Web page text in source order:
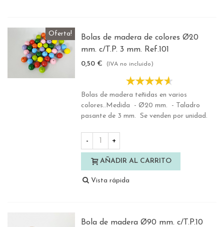
Oferta!
Bolas de madera de colores Ø20
mm. c/T.P. 3 mm. Ref.101
0,50 € (IVA no incluido)
Bolas de madera teñidas en varios
colores..Medida - Ø20 mm. - Taladro
pasante de 3 mm. Se venden por unidad.
- +
AÑADIR AL CARRITO
Vista rápida
Bola de madera Ø90 mm. c/T.P.10